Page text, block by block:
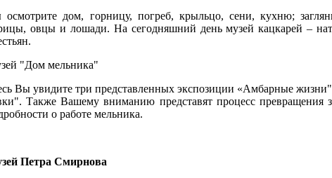
дом, горницу, погреб, крыльцо, сени, кухню;
овцы и лошади. На сегодняшний день музей кацкарей –
"Дом мельника"
Вы увидите три представленных экспозиции «Амбарные
Также Вашему вниманию представят процесс превращения
о работе мельника.
Петра Смирнова